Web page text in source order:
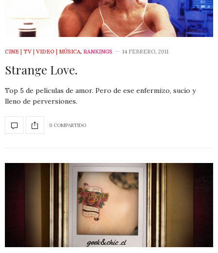
CINE | TV | VIDEO | MÚSICA, RANKINGS 14 FEBRERO, 2011
Strange Love.
Top 5 de películas de amor. Pero de ese enfermizo, sucio y
lleno de perversiones.
0 COMPARTIDO